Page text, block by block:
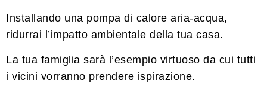
Installando una pompa di calore aria-acqua,
ridurrai l’impatto ambientale della tua casa.
La tua famiglia sarà l’esempio virtuoso da cui tutti
i vicini vorranno prendere ispirazione.